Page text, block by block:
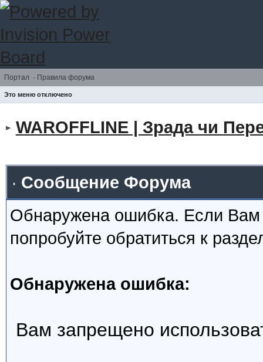
Портал · Правила форума
Это меню отключено
WAROFFLINE | Зрада чи
Сообщение Форума
Обнаружена ошибка. Если
попробуйте обратиться к
Обнаружена ошибка:
Вам запрещено